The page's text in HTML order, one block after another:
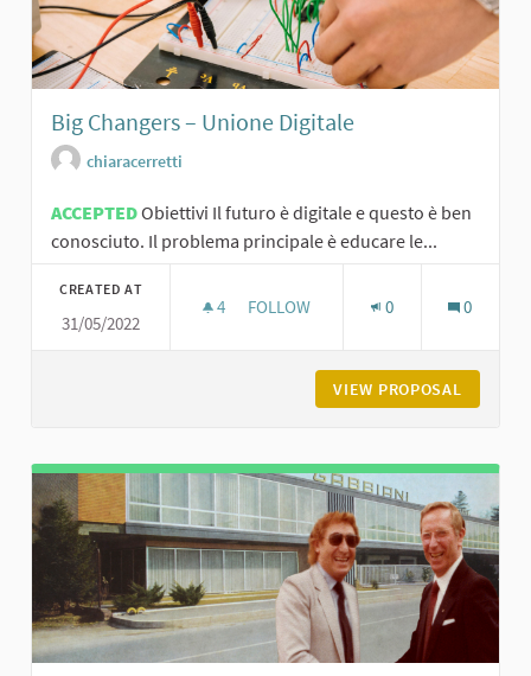
Big Changers – Unione Digitale
chiaracerretti
ACCEPTEDObiettivi Il futuro è digitale e questo è ben
conosciuto. Il problema principale è educare le...
CREATED AT
31/05/2022
4 4 FOLLOWERS
FOLLOW 0 0
VIEW PROPOSAL